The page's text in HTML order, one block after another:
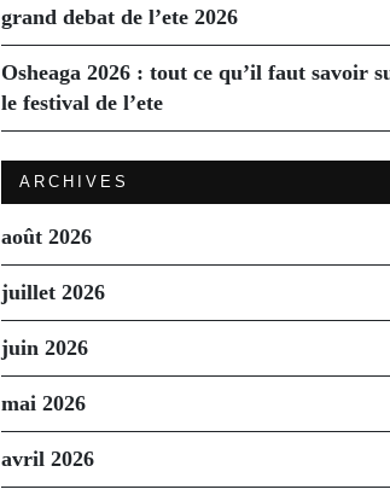
grand debat de l’ete 2026
Osheaga 2026 : tout ce qu’il faut savoir
le festival de l’ete
ARCHIVES
août 2026
juillet 2026
juin 2026
mai 2026
avril 2026